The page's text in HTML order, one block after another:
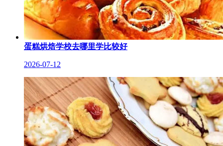
蛋糕烘焙学校去哪里学比较好
2026-07-12